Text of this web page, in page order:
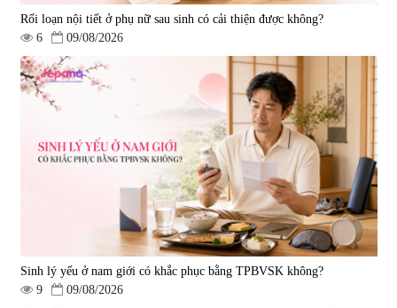
Viên uống hỗ trợ tăng cường
sinh lý nam Fujina Monster Shot
880.000 đ
Viên uống chống lão hóa, tăng
sức khỏe Yangmiwa NMN 60
viên
|42.588
5.500.000 đ
Rối loạn nội tiết ở phụ nữ sau sinh có cải thiện được không?
6
09/08/2026
Sinh lý yếu ở nam giới có khắc phục bằng TPBVSK không?
9
09/08/2026